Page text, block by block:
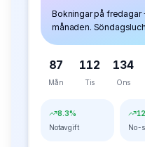
Bokningar på
månaden.
87
Mån
112
Tis
134
Ons
8.3%
Notavgift
No-